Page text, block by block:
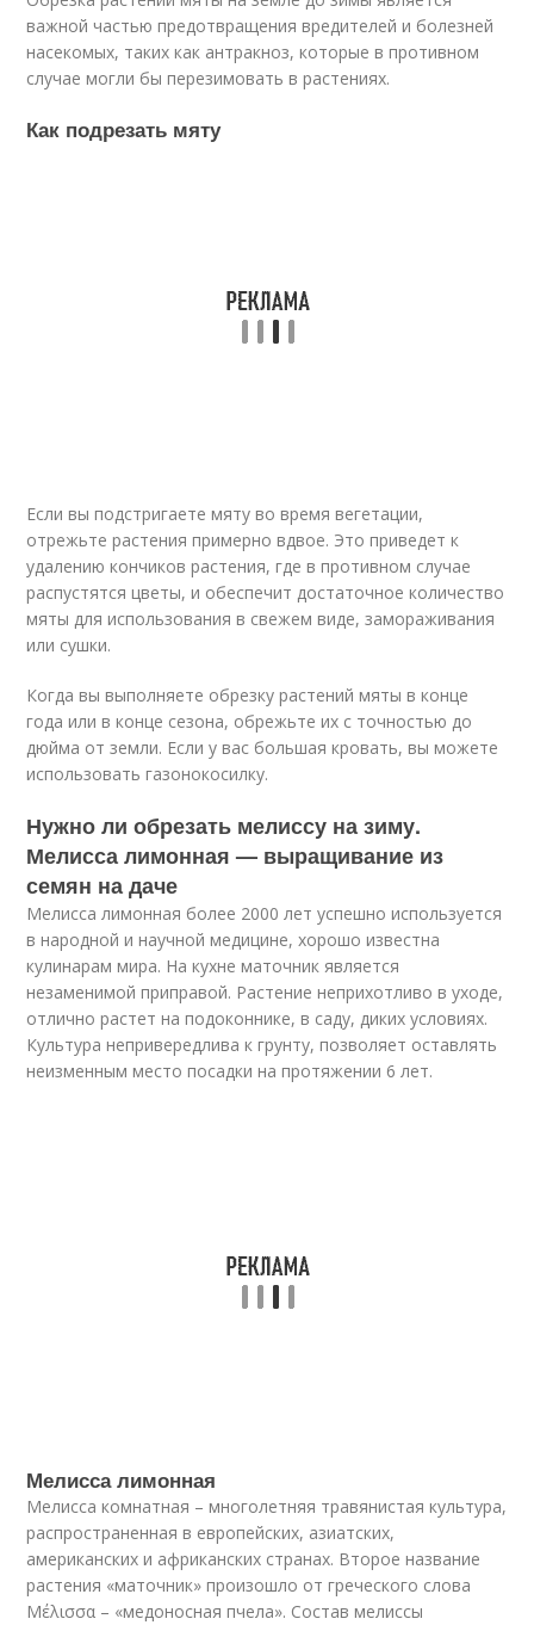
важной частью предотвращения вредителей и болезней
насекомых, таких как антракноз, которые в противном
случае могли бы перезимовать в растениях.
Как подрезать мяту
Если вы подстригаете мяту во время вегетации,
отрежьте растения примерно вдвое. Это приведет к
удалению кончиков растения, где в противном случае
распустятся цветы, и обеспечит достаточное количество
мяты для использования в свежем виде, замораживания
или сушки.
Когда вы выполняете обрезку растений мяты в конце
года или в конце сезона, обрежьте их с точностью до
дюйма от земли. Если у вас большая кровать, вы можете
использовать газонокосилку.
Нужно ли обрезать мелиссу на зиму.
Мелисса лимонная — выращивание из
семян на даче
Мелисса лимонная более 2000 лет успешно используется
в народной и научной медицине, хорошо известна
кулинарам мира. На кухне маточник является
незаменимой приправой. Растение неприхотливо в уходе,
отлично растет на подоконнике, в саду, диких условиях.
Культура непривередлива к грунту, позволяет оставлять
неизменным место посадки на протяжении 6 лет.
Мелисса лимонная
Мелисса комнатная – многолетняя травянистая культура,
распространенная в европейских, азиатских,
американских и африканских странах. Второе название
растения «маточник» произошло от греческого слова
Μέλισσα – «медоносная пчела». Состав мелиссы